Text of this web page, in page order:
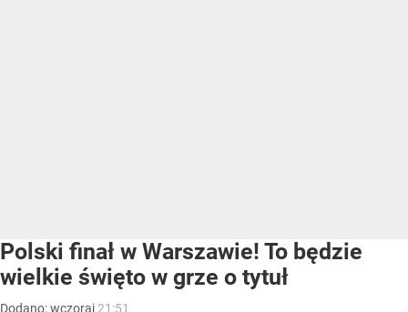
Polski finał w Warszawie! To będzie
wielkie święto w grze o tytuł
Dodano:wczoraj 21:51